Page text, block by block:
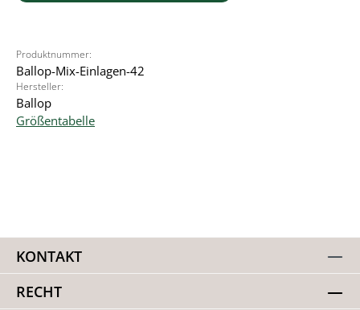
Produktnummer:
Ballop-Mix-Einlagen-42
Hersteller:
Ballop
Größentabelle
KONTAKT
RECHT